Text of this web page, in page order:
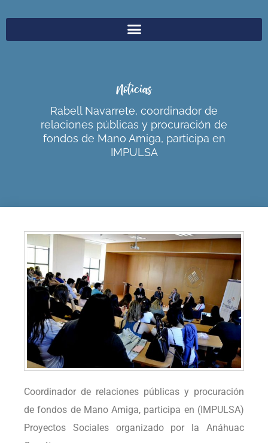
Noticias
Rabell Navarrete, coordinador de
relaciones públicas y procuración de
fondos de Mano Amiga, participa en
IMPULSA
Coordinador de relaciones públicas y procuración
de fondos de Mano Amiga, participa en (IMPULSA)
Proyectos Sociales organizado por la Anáhuac